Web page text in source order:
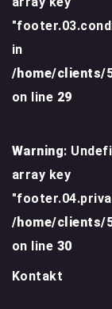
in
/home/clients/
on line 29
Warning:
array key
/home/clients/
on line 30
Kontakt